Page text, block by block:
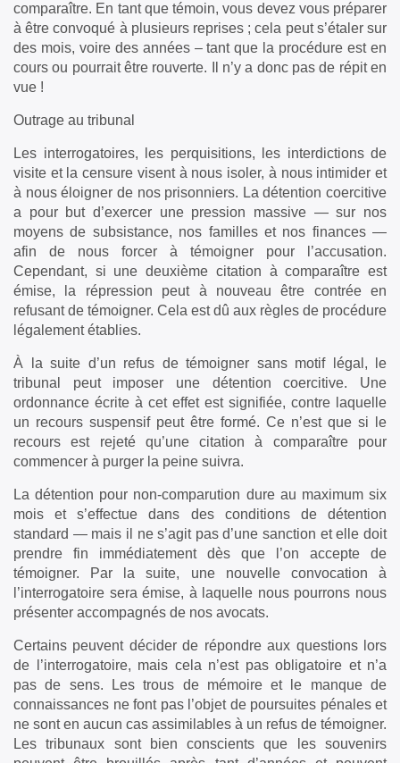
comparaître. En tant que témoin, vous devez vous préparer
à être convoqué à plusieurs reprises ; cela peut s’étaler sur
des mois, voire des années – tant que la procédure est en
cours ou pourrait être rouverte. Il n’y a donc pas de répit en
vue !
Outrage au tribunal
Les interrogatoires, les perquisitions, les interdictions de
visite et la censure visent à nous isoler, à nous intimider et
à nous éloigner de nos prisonniers. La détention coercitive
a pour but d’exercer une pression massive — sur nos
moyens de subsistance, nos familles et nos finances —
afin de nous forcer à témoigner pour l’accusation.
Cependant, si une deuxième citation à comparaître est
émise, la répression peut à nouveau être contrée en
refusant de témoigner. Cela est dû aux règles de procédure
légalement établies.
À la suite d’un refus de témoigner sans motif légal, le
tribunal peut imposer une détention coercitive. Une
ordonnance écrite à cet effet est signifiée, contre laquelle
un recours suspensif peut être formé. Ce n’est que si le
recours est rejeté qu’une citation à comparaître pour
commencer à purger la peine suivra.
La détention pour non-comparution dure au maximum six
mois et s’effectue dans des conditions de détention
standard — mais il ne s’agit pas d’une sanction et elle doit
prendre fin immédiatement dès que l’on accepte de
témoigner. Par la suite, une nouvelle convocation à
l’interrogatoire sera émise, à laquelle nous pourrons nous
présenter accompagnés de nos avocats.
Certains peuvent décider de répondre aux questions lors
de l’interrogatoire, mais cela n’est pas obligatoire et n’a
pas de sens. Les trous de mémoire et le manque de
connaissances ne font pas l’objet de poursuites pénales et
ne sont en aucun cas assimilables à un refus de témoigner.
Les tribunaux sont bien conscients que les souvenirs